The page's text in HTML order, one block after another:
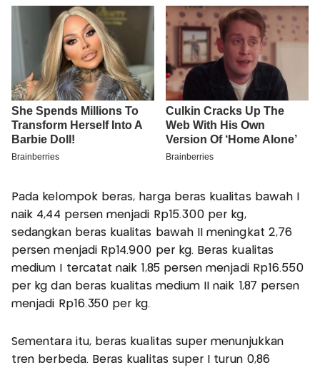
Pada kelompok beras, harga beras kualitas bawah I
naik 4,44 persen menjadi Rp15.300 per kg,
sedangkan beras kualitas bawah II meningkat 2,76
persen menjadi Rp14.900 per kg. Beras kualitas
medium I tercatat naik 1,85 persen menjadi Rp16.550
per kg dan beras kualitas medium II naik 1,87 persen
menjadi Rp16.350 per kg.
Sementara itu, beras kualitas super menunjukkan
tren berbeda. Beras kualitas super I turun 0,86